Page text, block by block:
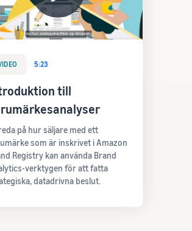
5:23
till
på hur säljare med ett
som är inskrivet i Amazon
Registry kan använda Brand
verktygen för att fatta
datadrivna beslut.